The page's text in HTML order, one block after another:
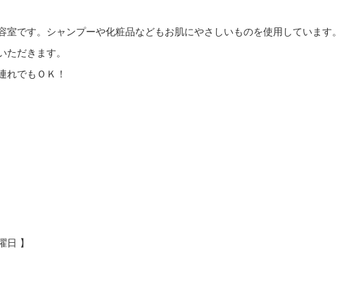
です。シャンプーや化粧品などもお肌にやさしいものを使用しています。
だきます。
れでもＯＫ！
】